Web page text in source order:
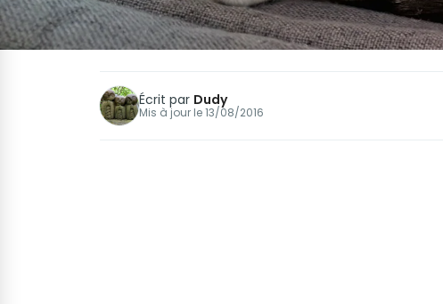
Écrit par Dudy
Mis à jour le13/08/2016